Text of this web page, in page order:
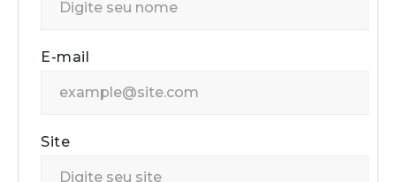
E-mail
Site